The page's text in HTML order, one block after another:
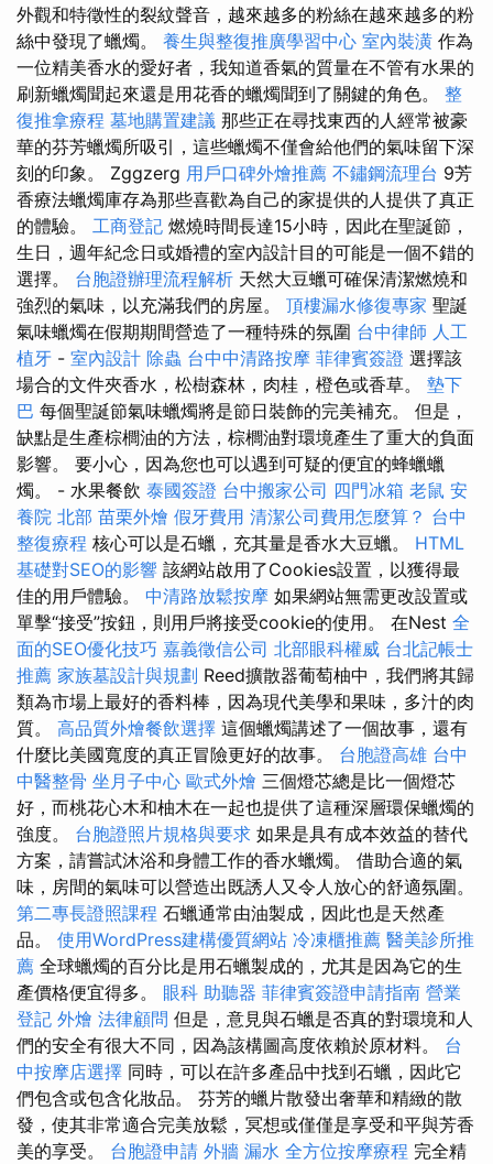
外觀和特徵性的裂紋聲音，越來越多的粉絲在越來越多的粉
絲中發現了蠟燭。 養生與整復推廣學習中心 室內裝潢 作為
一位精美香水的愛好者，我知道香氣的質量在不管有水果的
刷新蠟燭聞起來還是用花香的蠟燭聞到了關鍵的角色。 整
復推拿療程 墓地購置建議 那些正在尋找東西的人經常被豪
華的芬芳蠟燭所吸引，這些蠟燭不僅會給他們的氣味留下深
刻的印象。 Zggzerg 用戶口碑外燴推薦 不鏽鋼流理台 9芳
香療法蠟燭庫存為那些喜歡為自己的家提供的人提供了真正
的體驗。 工商登記 燃燒時間長達15小時，因此在聖誕節，
生日，週年紀念日或婚禮的室內設計目的可能是一個不錯的
選擇。 台胞證辦理流程解析 天然大豆蠟可確保清潔燃燒和
強烈的氣味，以充滿我們的房屋。 頂樓漏水修復專家 聖誕
氣味蠟燭在假期期間營造了一種特殊的氛圍 台中律師 人工
植牙 - 室內設計 除蟲 台中中清路按摩 菲律賓簽證 選擇該
場合的文件夾香水，松樹森林，肉桂，橙色或香草。 墊下
巴 每個聖誕節氣味蠟燭將是節日裝飾的完美補充。 但是，
缺點是生產棕櫚油的方法，棕櫚油對環境產生了重大的負面
影響。 要小心，因為您也可以遇到可疑的便宜的蜂蠟蠟
燭。 - 水果餐飲 泰國簽證 台中搬家公司 四門冰箱 老鼠 安
養院 北部 苗栗外燴 假牙費用 清潔公司費用怎麼算？ 台中
整復療程 核心可以是石蠟，充其量是香水大豆蠟。 HTML
基礎對SEO的影響 該網站啟用了Cookies設置，以獲得最
佳的用戶體驗。 中清路放鬆按摩 如果網站無需更改設置或
單擊“接受”按鈕，則用戶將接受cookie的使用。 在Nest 全
面的SEO優化技巧 嘉義徵信公司 北部眼科權威 台北記帳士
推薦 家族墓設計與規劃 Reed擴散器葡萄柚中，我們將其歸
類為市場上最好的香料棒，因為現代美學和果味，多汁的肉
質。 高品質外燴餐飲選擇 這個蠟燭講述了一個故事，還有
什麼比美國寬度的真正冒險更好的故事。 台胞證高雄 台中
中醫整骨 坐月子中心 歐式外燴 三個燈芯總是比一個燈芯
好，而桃花心木和柚木在一起也提供了這種深層環保蠟燭的
強度。 台胞證照片規格與要求 如果是具有成本效益的替代
方案，請嘗試沐浴和身體工作的香水蠟燭。 借助合適的氣
味，房間的氣味可以營造出既誘人又令人放心的舒適氛圍。
第二專長證照課程 石蠟通常由油製成，因此也是天然產
品。 使用WordPress建構優質網站 冷凍櫃推薦 醫美診所推
薦 全球蠟燭的百分比是用石蠟製成的，尤其是因為它的生
產價格便宜得多。 眼科 助聽器 菲律賓簽證申請指南 營業
登記 外燴 法律顧問 但是，意見與石蠟是否真的對環境和人
們的安全有很大不同，因為該構圖高度依賴於原材料。 台
中按摩店選擇 同時，可以在許多產品中找到石蠟，因此它
們包含或包含化妝品。 芬芳的蠟片散發出奢華和精緻的散
發，使其非常適合完美放鬆，冥想或僅僅是享受和平與芳香
美的享受。 台胞證申請 外牆 漏水 全方位按摩療程 完全精